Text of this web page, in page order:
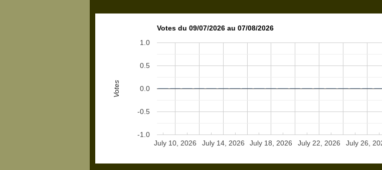
Votes du 09/07/2026 au 07/08/2026
July 10, 2026 July 14, 2026 July 18, 2026 July 22, 2026 July 26,
-1.0
-0.5
0.0
0.5
1.0
Votes